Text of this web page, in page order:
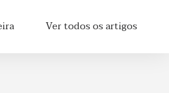
Ver todos os artigos